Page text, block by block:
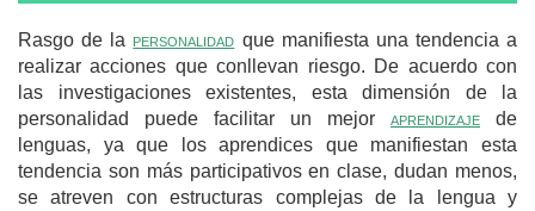
Rasgo de la personalidad que manifiesta una tendencia a
realizar acciones que conllevan riesgo. De acuerdo con
las investigaciones existentes, esta dimensión de la
personalidad puede facilitar un mejor aprendizaje de
lenguas, ya que los aprendices que manifiestan esta
tendencia son más participativos en clase, dudan menos,
se atreven con estructuras complejas de la lengua y